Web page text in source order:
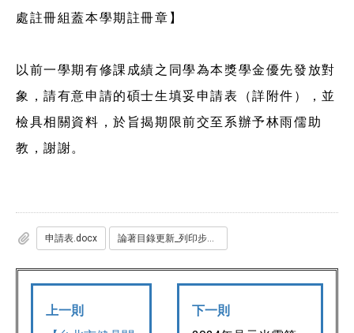
處註冊組蓋本學期註冊章】
以前一學期有修課成績之同學為本獎學金優先發放對
象，請有意申請的碩士生填妥申請表（詳附件），並
檢具相關資料，於旨揭期限前交至系辦予林雨儒助
教，謝謝。
申請表.docx 論著目錄更新_列印步驟.pdf
上一則
下一則